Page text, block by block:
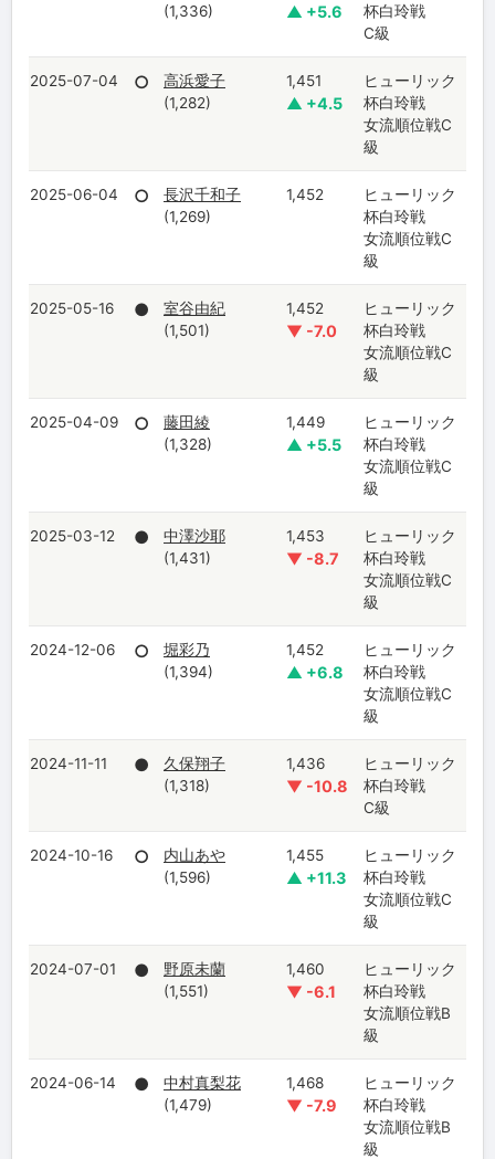
(1,336)
▲ +5.6
杯白玲戦
C級
2025-07-04 ○
高浜愛子
(1,282)
1,451
▲ +4.5
ヒューリック
杯白玲戦
女流順位戦C
級
2025-06-04 ○
長沢千和子
(1,269)
1,452
ヒューリック
杯白玲戦
女流順位戦C
級
2025-05-16 ●
室谷由紀
(1,501)
1,452
▼ -7.0
ヒューリック
杯白玲戦
女流順位戦C
級
2025-04-09 ○
藤田綾
(1,328)
1,449
▲ +5.5
ヒューリック
杯白玲戦
女流順位戦C
級
2025-03-12 ●
中澤沙耶
(1,431)
1,453
▼ -8.7
ヒューリック
杯白玲戦
女流順位戦C
級
2024-12-06 ○
堀彩乃
(1,394)
1,452
▲ +6.8
ヒューリック
杯白玲戦
女流順位戦C
級
2024-11-11 ●
久保翔子
(1,318)
1,436
▼ -10.8
ヒューリック
杯白玲戦
C級
2024-10-16 ○
内山あや
(1,596)
1,455
▲ +11.3
ヒューリック
杯白玲戦
女流順位戦C
級
2024-07-01 ●
野原未蘭
(1,551)
1,460
▼ -6.1
ヒューリック
杯白玲戦
女流順位戦B
級
2024-06-14 ●
中村真梨花
(1,479)
1,468
▼ -7.9
ヒューリック
杯白玲戦
女流順位戦B
級